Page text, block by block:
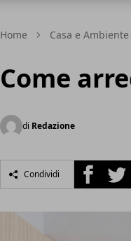
Home Casa e Ambiente
Come
di Redazione
Condividi Facebook